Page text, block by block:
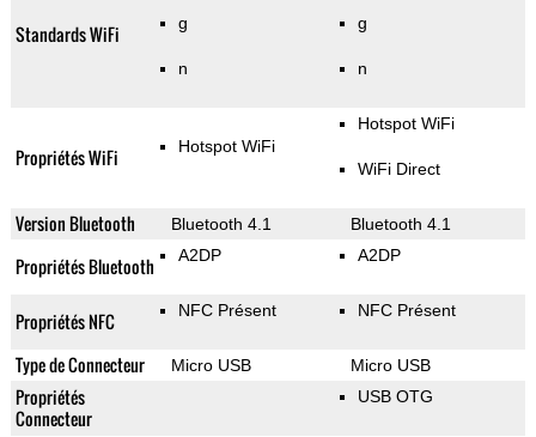
Standards WiFi g
n
g
n
Propriétés WiFi Hotspot WiFi
Hotspot WiFi
WiFi Direct
Version Bluetooth Bluetooth 4.1 Bluetooth 4.1
Propriétés Bluetooth A2DP A2DP
Propriétés NFC NFC Présent NFC Présent
Type de Connecteur Micro USB Micro USB
Propriétés
Connecteur
USB OTG